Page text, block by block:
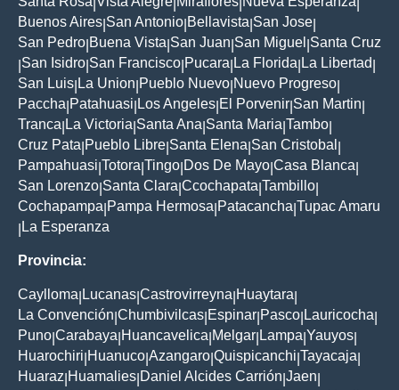
Buenos Aires San Antonio Bellavista San Jose
San Pedro Buena Vista San Juan San Miguel Santa Cruz
San Isidro San Francisco Pucara La Florida La Libertad
San Luis La Union Pueblo Nuevo Nuevo Progreso
Paccha Patahuasi Los Angeles El Porvenir San Martin
Tranca La Victoria Santa Ana Santa Maria Tambo
Cruz Pata Pueblo Libre Santa Elena San Cristobal
Pampahuasi Totora Tingo Dos De Mayo Casa Blanca
San Lorenzo Santa Clara Ccochapata Tambillo
Cochapampa Pampa Hermosa Patacancha Tupac Amaru
La Esperanza
Provincia:
Caylloma Lucanas Castrovirreyna Huaytara
La Convención Chumbivilcas Espinar Pasco Lauricocha
Puno Carabaya Huancavelica Melgar Lampa Yauyos
Huarochiri Huanuco Azangaro Quispicanchi Tayacaja
Huaraz Huamalies Daniel Alcides Carrión Jaen